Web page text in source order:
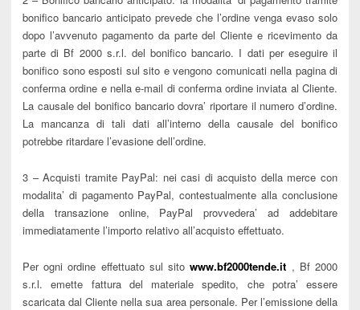
bonifico bancario anticipato prevede che l’ordine venga evaso solo
dopo l’avvenuto pagamento da parte del Cliente e ricevimento da
parte di Bf 2000 s.r.l. del bonifico bancario. I dati per eseguire il
bonifico sono esposti sul sito e vengono comunicati nella pagina di
conferma ordine e nella e-mail di conferma ordine inviata al Cliente.
La causale del bonifico bancario dovra’ riportare il numero d’ordine.
La mancanza di tali dati all’interno della causale del bonifico
potrebbe ritardare l’evasione dell’ordine.
3 – Acquisti tramite PayPal: nei casi di acquisto della merce con
modalita’ di pagamento PayPal, contestualmente alla conclusione
della transazione online, PayPal provvedera’ ad addebitare
immediatamente l’importo relativo all’acquisto effettuato.
Per ogni ordine effettuato sul sitowww.bf2000tende.it , Bf 2000
s.r.l. emette fattura del materiale spedito, che potra’ essere
scaricata dal Cliente nella sua area personale. Per l’emissione della